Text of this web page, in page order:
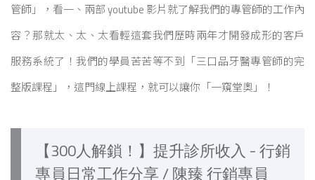
管師」，看一、兩部 youtube 影片就了解我們的專管師的工作內
容？那就太、太、太看輕這套我們歷時兩年才開發成形的客戶
服務系統了！我們的學員苦苦等不到「三口品牙醫專管師的完
整版課程」，這門線上課程，就可以讓你「一窺堂奧」！
【300人解鎖！】提升診所收入 - 行銷
專員日常工作分享 / 陳臻 行銷專員